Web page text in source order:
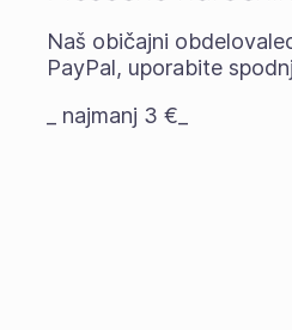
Naš običajni
PayPal, uporabite
_ najmanj 3 €_